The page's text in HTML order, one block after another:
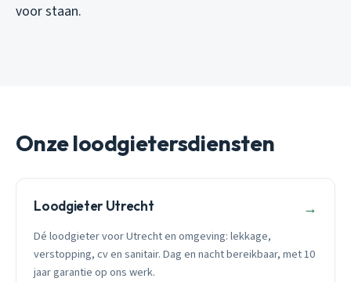
voor staan.
Onze loodgietersdiensten
Loodgieter Utrecht →
Dé loodgieter voor Utrecht en omgeving: lekkage,
verstopping, cv en sanitair. Dag en nacht bereikbaar, met 10
jaar garantie op ons werk.